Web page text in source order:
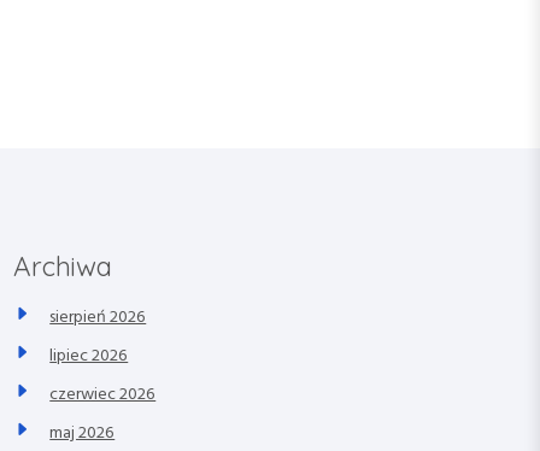
Archiwa
sierpień 2026
lipiec 2026
czerwiec 2026
maj 2026